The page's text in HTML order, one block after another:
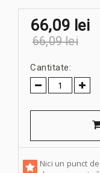
66,09 lei
66,09 lei
Cantitate:
Nici un punct